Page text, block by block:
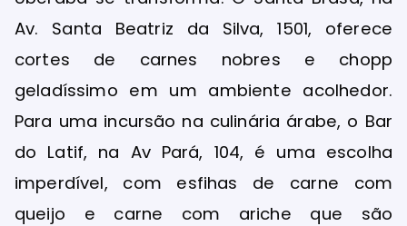
Av. Santa Beatriz da Silva, 1501, oferece
cortes de carnes nobres e chopp
geladíssimo em um ambiente acolhedor.
Para uma incursão na culinária árabe, o Bar
do Latif, na Av Pará, 104, é uma escolha
imperdível, com esfihas de carne com
queijo e carne com ariche que são